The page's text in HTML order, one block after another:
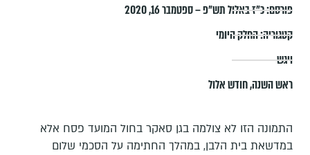
פורסם:כ״ז באלול תש״פ – ספטמבר 16, 2020
קטגוריה:החלק היומי
ויגש
ראש השנה,חודש אלול
התמונה הזו לא צולמה בגן סאקר בחול המועד פסח אלא
במדשאת בית הלבן, במהלך החתימה על הסכמי שלום